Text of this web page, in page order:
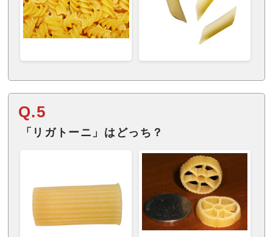
Q.5
「リガトーニ」はどっち？